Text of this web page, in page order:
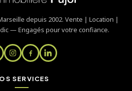
depuis 2002. Vente | Location |
— Engagés pour votre confiance.
SERVICES